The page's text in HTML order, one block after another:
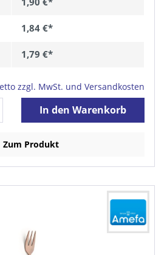
1,84 €*
1,79 €*
zzgl. MwSt. und Versandkosten
In den Warenkorb
Zum Produkt